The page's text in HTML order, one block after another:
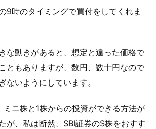
9時のタイミングで買付をしてくれま
な動きがあると、想定と違った価格で
ともありますが、数円、数十円なので
ないようにしています。
ミニ株と1株からの投資ができる方法が
が、私は断然、SBI証券のS株をおすす